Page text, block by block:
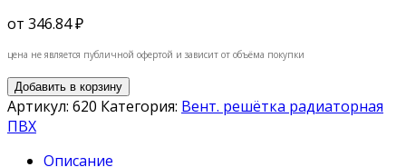
от 346.84 ₽
цена не является публичной офертой и зависит от объёма покупки
Добавить в корзину
Артикул: 620 Категория: Вент. решётка радиаторная
ПВХ
Описание